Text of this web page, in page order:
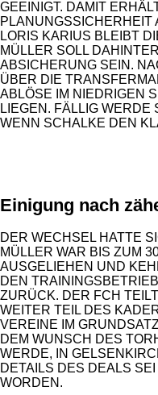
GEEINIGT. DAMIT
PLANUNGSSICHERHEIT
LORIS KARIUS BLEIBT
MÜLLER SOLL
ABSICHERUNG SEIN.
ÜBER DIE
ABLÖSE IM NIEDRIGEN
LIEGEN. FÄLLIG WERDE
WENN SCHALKE DEN
Einigung nach
DER WECHSEL HATTE
MÜLLER WAR BIS ZUM
AUSGELIEHEN UND
DEN
ZURÜCK. DER FCH
WEITER TEIL DES
VEREINE IM
DEM WUNSCH DES
WERDE, IN
DETAILS DES DEALS
WORDEN.